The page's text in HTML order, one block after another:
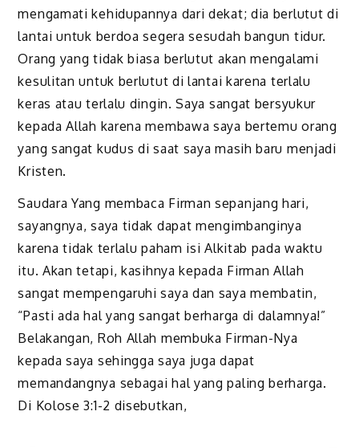
mengamati kehidupannya dari dekat; dia berlutut di
lantai untuk berdoa segera sesudah bangun tidur.
Orang yang tidak biasa berlutut akan mengalami
kesulitan untuk berlutut di lantai karena terlalu
keras atau terlalu dingin. Saya sangat bersyukur
kepada Allah karena membawa saya bertemu orang
yang sangat kudus di saat saya masih baru menjadi
Kristen.
Saudara Yang membaca Firman sepanjang hari,
sayangnya, saya tidak dapat mengimbanginya
karena tidak terlalu paham isi Alkitab pada waktu
itu. Akan tetapi, kasihnya kepada Firman Allah
sangat mempengaruhi saya dan saya membatin,
“Pasti ada hal yang sangat berharga di dalamnya!”
Belakangan, Roh Allah membuka Firman-Nya
kepada saya sehingga saya juga dapat
memandangnya sebagai hal yang paling berharga.
Di Kolose 3:1-2 disebutkan,